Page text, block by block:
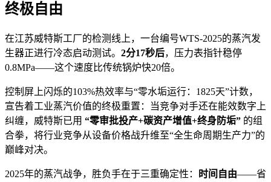
终极自由
在江苏威特斯工厂的检测线上，一台编号WTS-2025的蒸汽发
生器正进行冷态启动测试。 2分17秒后，压力表指针稳停
0.8MPa——这个速度比传统锅炉快20倍。
控制屏上闪烁的103%热效率与“零水垢运行：1825天”计数，
宣告着工业蒸汽价值的终极重置：当竞争对手还在能效数字上
纠缠，威特斯已用 “零审批投产+碳资产增值+终身防垢” 的组
合拳，将行业竞争从设备价格战升维至“全生命周期生产力”的
巅峰对决。
2025年的蒸汽战争，胜负手在于三重确定性： 时间自由——省